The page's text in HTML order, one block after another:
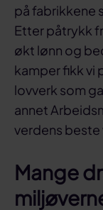
på fabrikkene
Etter påtrykk
økt lønn og
kamper fikk vi
lovverk som
annet
verdens beste
Mange